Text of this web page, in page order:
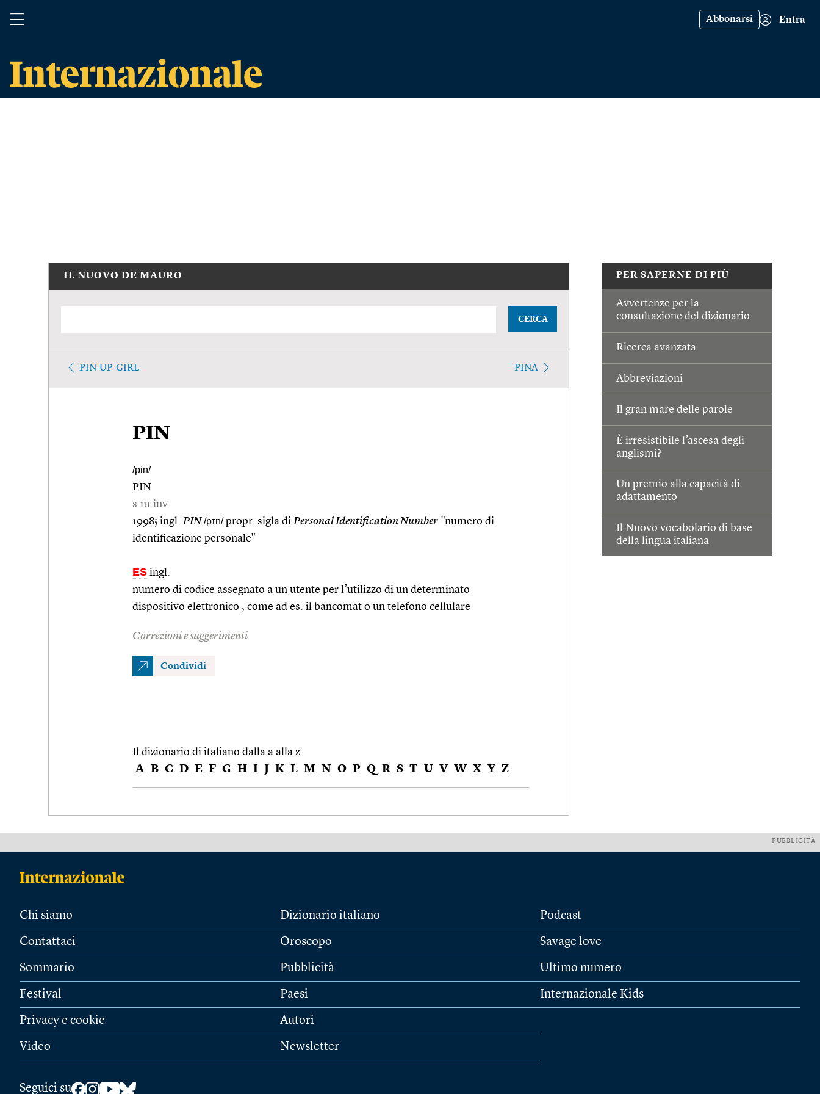
Abbonarsi Entra
PER SAPERNE DI PIÙ
Avvertenze per la
consultazione del dizionario
Ricerca avanzata
Abbreviazioni
Il gran mare delle parole
È irresistibile l’ascesa degli
anglismi?
Un premio alla capacità di
adattamento
Il Nuovo vocabolario di base
della lingua italiana
IL NUOVO DE MAURO
CERCA
PIN-UP-GIRL PINA
PIN
/pin/
PIN
s.m.inv.
1998; ingl. PIN /pɪn/propr. sigla di Personal Identification Number "numero di
identificazione personale"
ES ingl.
numero di codice assegnato a un utente per l’utilizzo di un determinato
dispositivo elettronico , come ad es. il bancomat o un telefono cellulare
Correzioni e suggerimenti
Condividi
Il dizionario di italiano dalla a alla z
A B C D E F G H I J K L M N O P Q R S T U V W X Y Z
PUBBLICITÀ
Chi siamo
Contattaci
Sommario
Festival
Privacy e cookie
Video
Dizionario italiano
Oroscopo
Pubblicità
Paesi
Autori
Newsletter
Podcast
Savage love
Ultimo numero
Internazionale Kids
Seguici su